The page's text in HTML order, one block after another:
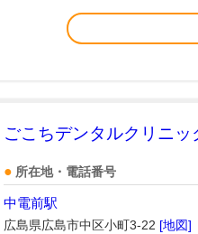
ごこちデンタルクリニッ
所在地・電話番号
中電前駅
広島県広島市中区小町3-22 [地図]